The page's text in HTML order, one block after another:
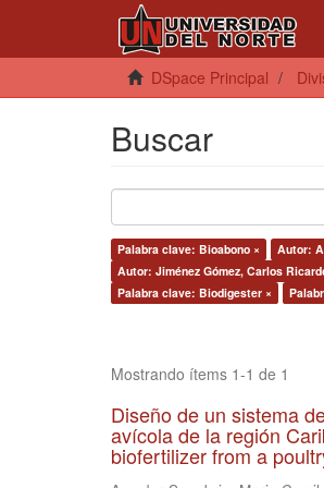
DSpace Principal
Buscar
Palabra clave: Bioabono × Autor:
Autor: Jiménez Gómez, Carlos
Palabra clave: Biodigester ×
Mostrando ítems 1-1 de 1
Diseño de un sistema
avícola de la región
biofertilizer from a